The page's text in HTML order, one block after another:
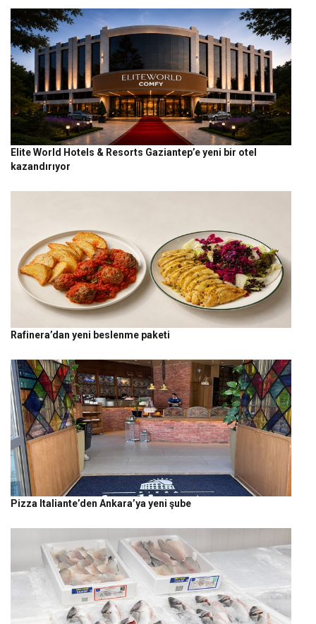
Elite World Hotels & Resorts Gaziantep’e yeni bir otel
kazandırıyor
Rafinera’dan yeni beslenme paketi
Pizza Italiante’den Ankara’ya yeni şube